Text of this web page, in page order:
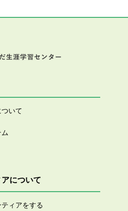
ついて
について
ィアをする